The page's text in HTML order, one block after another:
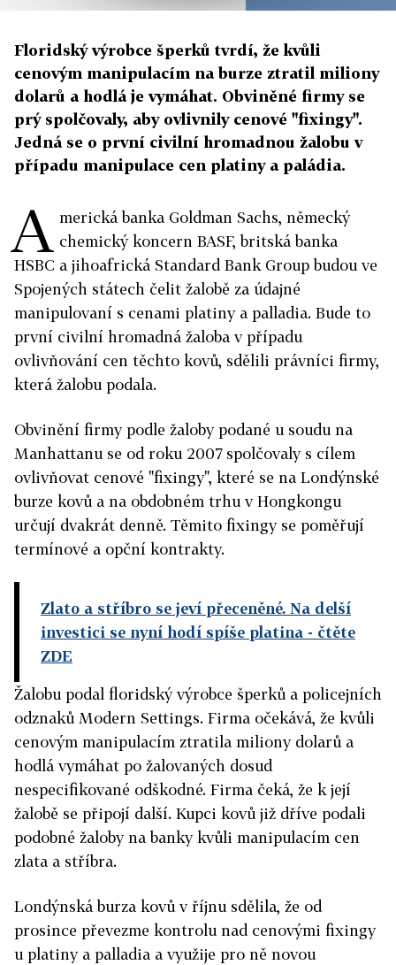
Floridský výrobce šperků tvrdí, že kvůli
cenovým manipulacím na burze ztratil miliony
dolarů a hodlá je vymáhat. Obviněné firmy se
prý spolčovaly, aby ovlivnily cenové "fixingy".
Jedná se o první civilní hromadnou žalobu v
případu manipulace cen platiny a paládia.
A merická banka Goldman Sachs, německý
chemický koncern BASF, britská banka
HSBC a jihoafrická Standard Bank Group budou ve
Spojených státech čelit žalobě za údajné
manipulovaní s cenami platiny a palladia. Bude to
první civilní hromadná žaloba v případu
ovlivňování cen těchto kovů, sdělili právníci firmy,
která žalobu podala.
Obvinění firmy podle žaloby podané u soudu na
Manhattanu se od roku 2007 spolčovaly s cílem
ovlivňovat cenové "fixingy", které se na Londýnské
burze kovů a na obdobném trhu v Hongkongu
určují dvakrát denně. Těmito fixingy se poměřují
termínové a opční kontrakty.
Zlato a stříbro se jeví přeceněné. Na delší
investici se nyní hodí spíše platina - čtěte
ZDE
Žalobu podal floridský výrobce šperků a policejních
odznaků Modern Settings. Firma očekává, že kvůli
cenovým manipulacím ztratila miliony dolarů a
hodlá vymáhat po žalovaných dosud
nespecifikované odškodné. Firma čeká, že k její
žalobě se připojí další. Kupci kovů již dříve podali
podobné žaloby na banky kvůli manipulacím cen
zlata a stříbra.
Londýnská burza kovů v říjnu sdělila, že od
prosince převezme kontrolu nad cenovými fixingy
u platiny a palladia a využije pro ně novou